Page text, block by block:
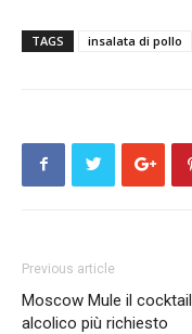
TAGS insalata di pollo
Previous article
Moscow Mule il cocktail
alcolico più richiesto